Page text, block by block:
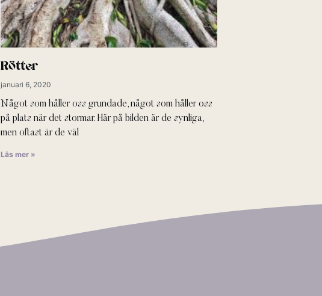
Rötter
januari 6, 2020
Något som håller oss grundade, något som håller oss
på plats när det stormar. Här på bilden är de synliga,
men oftast är de väl
Läs mer »